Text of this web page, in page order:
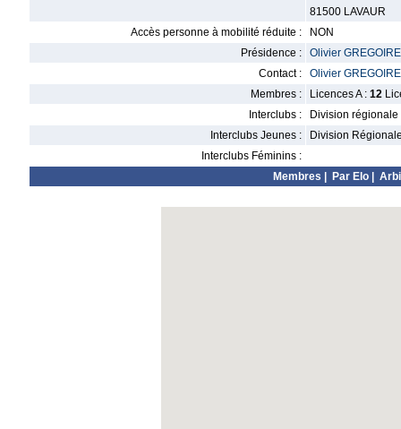
81500 LAVAUR
Accès personne à mobilité réduite :
NON
Présidence :
Olivier GREGOIRE
Contact :
Olivier GREGOIRE
Membres :
Licences A : 12
Interclubs :
Division régionale
Interclubs Jeunes :
Division
Interclubs Féminins :
Membres
Par Elo